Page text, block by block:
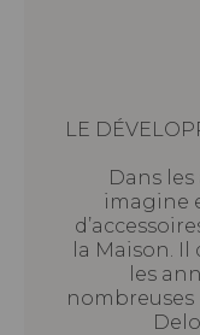
LE
Dans
imagine
la Maison.
les
nombreuses